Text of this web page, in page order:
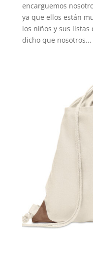
encarguemos
ya que ellos están
los niños y sus listas
dicho que nosotros...